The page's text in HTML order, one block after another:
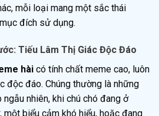
mỗi loại mang một sắc thái
đích sử dụng.
Tiếu Lâm Thị Giác Độc Đáo
hài có tính chất meme cao, luôn
độc đáo. Chúng thường là những
nhiên, khi chú chó đang ở
biểu cảm khó hiểu, hoặc đang